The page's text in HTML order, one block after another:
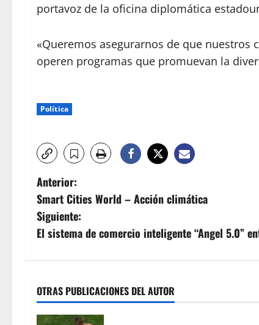
portavoz de la oficina diplomática
«Queremos asegurarnos de que
operen programas que promuevan la
Política
N
a
v
g
a
Anterior:
Smart Cities World – Acción climática
Siguiente:
El sistema de comercio inteligente “Angel 5.0”
OTRAS PUBLICACIONES DEL AUTOR